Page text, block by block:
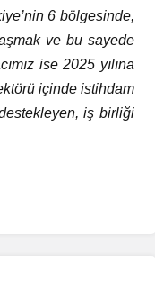
6 bölgesinde,
ve bu sayede
ise 2025 yılına
içinde istihdam
iş birliği